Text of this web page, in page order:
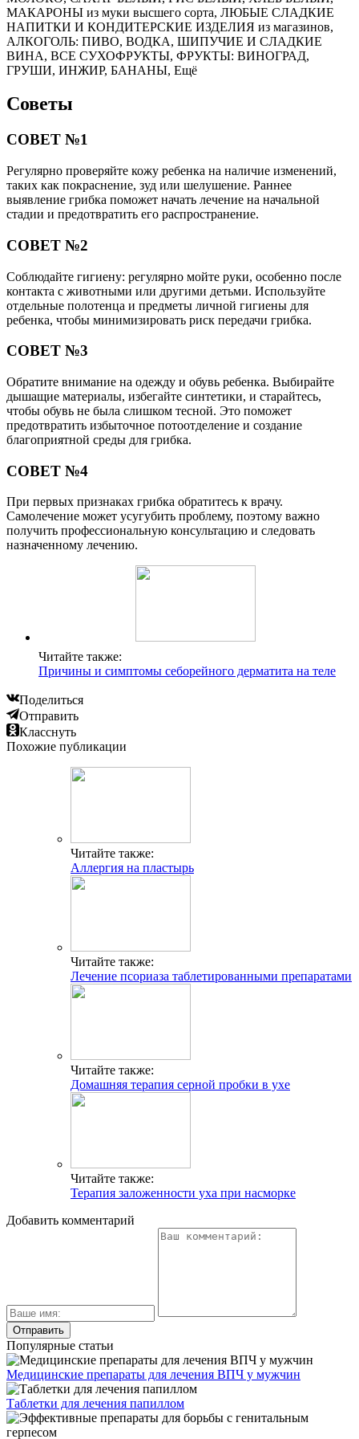
МАКАРОНЫ из муки высшего сорта, ЛЮБЫЕ СЛАДКИЕ
НАПИТКИ И КОНДИТЕРСКИЕ ИЗДЕЛИЯ из магазинов,
АЛКОГОЛЬ: ПИВО, ВОДКА, ШИПУЧИЕ И СЛАДКИЕ
ВИНА, ВСЕ СУХОФРУКТЫ, ФРУКТЫ: ВИНОГРАД,
ГРУШИ, ИНЖИР, БАНАНЫ, Ещё
Советы
СОВЕТ №1
Регулярно проверяйте кожу ребенка на наличие изменений,
таких как покраснение, зуд или шелушение. Раннее
выявление грибка поможет начать лечение на начальной
стадии и предотвратить его распространение.
СОВЕТ №2
Соблюдайте гигиену: регулярно мойте руки, особенно после
контакта с животными или другими детьми. Используйте
отдельные полотенца и предметы личной гигиены для
ребенка, чтобы минимизировать риск передачи грибка.
СОВЕТ №3
Обратите внимание на одежду и обувь ребенка. Выбирайте
дышащие материалы, избегайте синтетики, и старайтесь,
чтобы обувь не была слишком тесной. Это поможет
предотвратить избыточное потоотделение и создание
благоприятной среды для грибка.
СОВЕТ №4
При первых признаках грибка обратитесь к врачу.
Самолечение может усугубить проблему, поэтому важно
получить профессиональную консультацию и следовать
назначенному лечению.
Читайте также:
Причины и симптомы себорейного дерматита на теле
Поделиться
Отправить
Класснуть
Похожие публикации
Читайте также:
Аллергия на пластырь
Читайте также:
Лечение псориаза таблетированными препаратами
Читайте также:
Домашняя терапия серной пробки в ухе
Читайте также:
Терапия заложенности уха при насморке
Добавить комментарий
Популярные статьи
Медицинские препараты для лечения ВПЧ у мужчин
Таблетки для лечения папиллом